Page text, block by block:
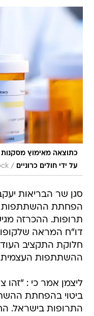
כתוצאה מאימוץ מסקנות
על ידי חולים כרוניים
/
סגן שר הבריאות
הפחתת ההשתתפות
תרופות. ההכרזה
דו"ח המראה
חלוקת התקציב
ההשתתפות העצמית
ליצמן אמר כי : "זהו
ביטוי בהפחתת
התרופות בישראל.